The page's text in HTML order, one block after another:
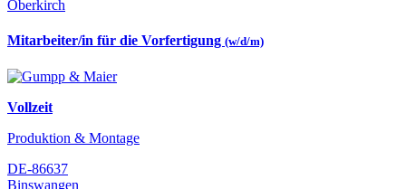
Oberkirch
Mitarbeiter/in für die Vorfertigung (w/d/m)
Vollzeit
Produktion & Montage
DE-86637
Binswangen